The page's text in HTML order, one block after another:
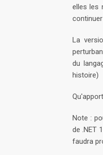
elles les
La
du
histoire)
Note :
de .NET
faudra